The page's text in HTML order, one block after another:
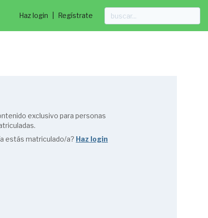
Haz login Regístrate
exclusivo para personas
estás matriculado/a? Haz login